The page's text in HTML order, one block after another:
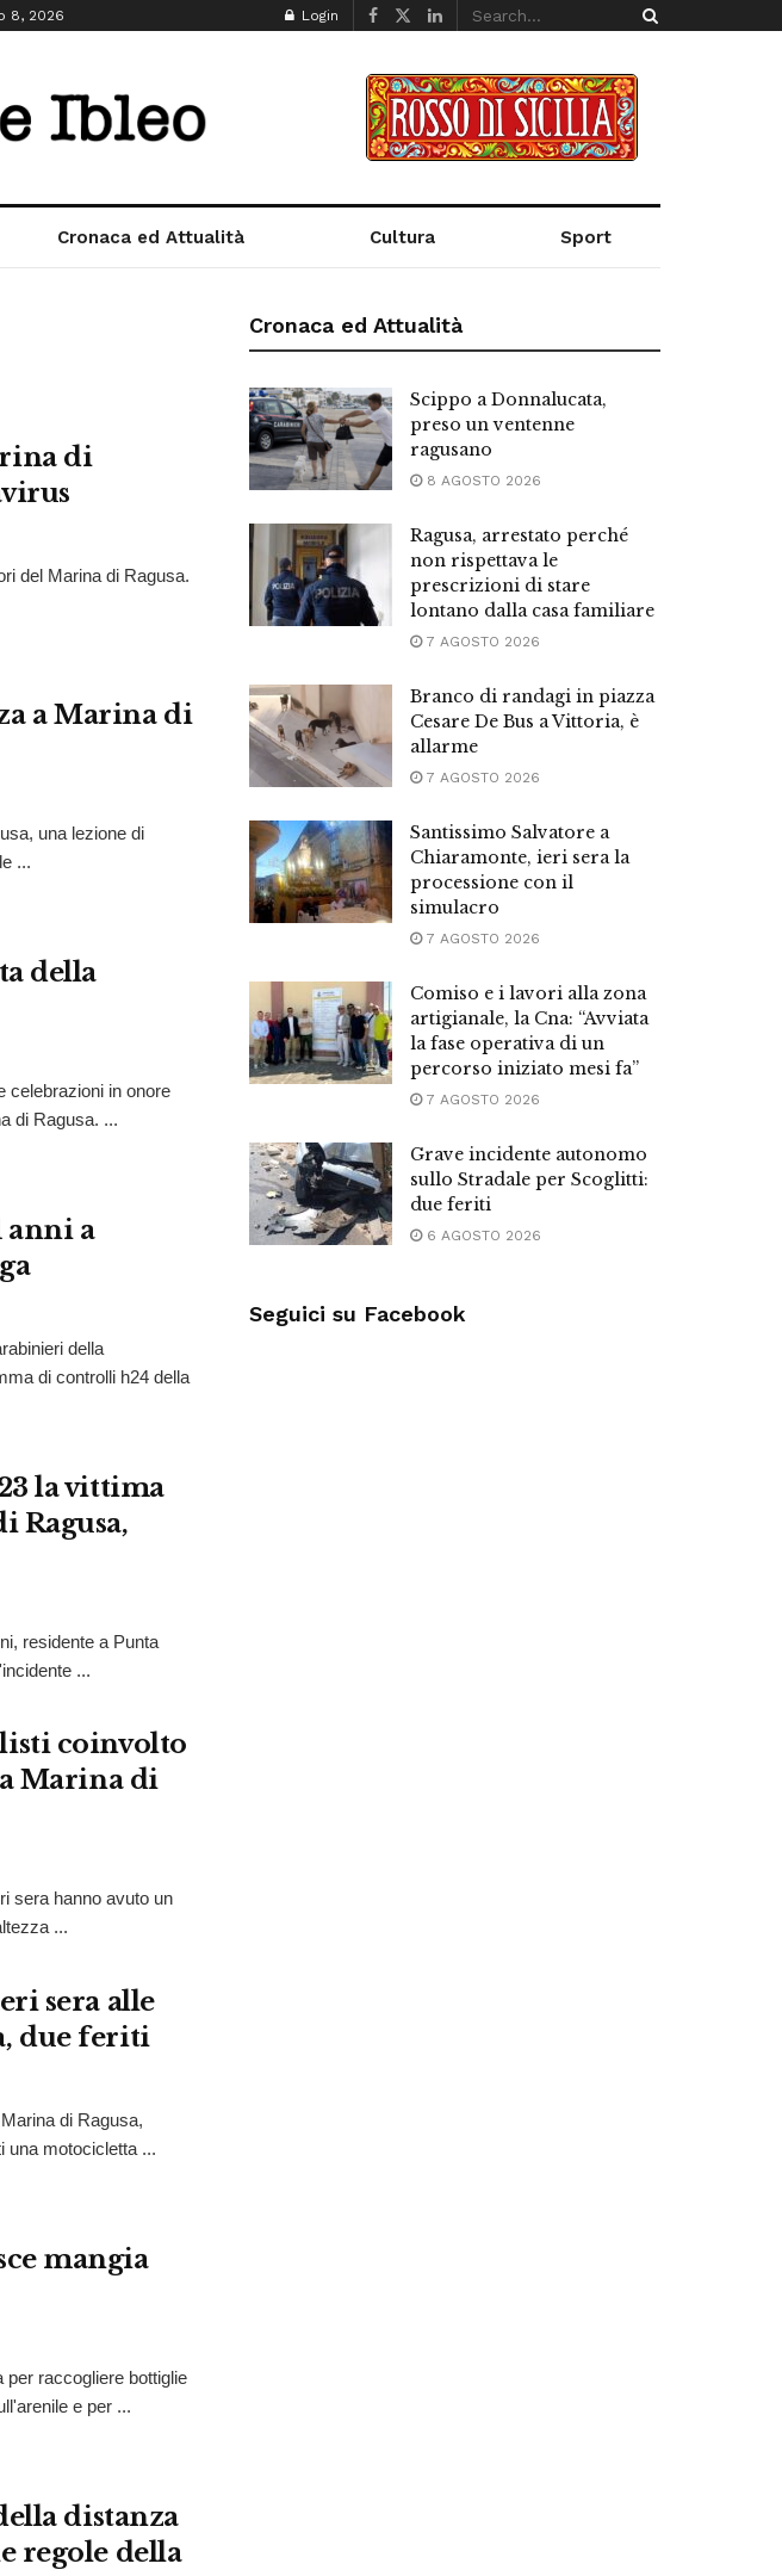
8, 2026 Login
Cronaca ed Attualità Cultura Sport
di
del Marina di Ragusa.
a Marina di
una lezione di
...
della
celebrazioni in onore
di Ragusa. ...
anni a
della
di controlli h24 della
la vittima
Ragusa,
residente a Punta
...
coinvolto
Marina di
sera hanno avuto un
...
sera alle
due feriti
di Ragusa,
una motocicletta ...
mangia
raccogliere bottiglie
e per ...
distanza
regole della
Cronaca ed Attualità
Scippo a Donnalucata,
preso un ventenne
ragusano
8 AGOSTO 2026
Ragusa, arrestato perché
non rispettava le
prescrizioni di stare
lontano dalla casa familiare
7 AGOSTO 2026
Branco di randagi in piazza
Cesare De Bus a Vittoria, è
allarme
7 AGOSTO 2026
Santissimo Salvatore a
Chiaramonte, ieri sera la
processione con il
simulacro
7 AGOSTO 2026
Comiso e i lavori alla zona
artigianale, la Cna: “Avviata
la fase operativa di un
percorso iniziato mesi fa”
7 AGOSTO 2026
Grave incidente autonomo
sullo Stradale per Scoglitti:
due feriti
6 AGOSTO 2026
Seguici su Facebook